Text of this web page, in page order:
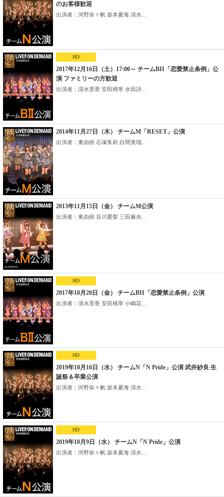
のお客様歓迎
出演者：河野奈々帆 坂本夏海 清水...
HD
2017年12月16日（土）17:00～ チームBII「恋愛禁止条例」公
演 ファミリーの方歓迎
出演者：清水里香 安田桃寧 水田詩...
2014年11月27日（木） チームM「RESET」公演
出演者：東由樹 石塚朱莉 白間美瑠...
2013年11月15日（金） チームM公演
出演者：東由樹 谷川愛梨 三田麻央...
HD
2017年10月20日（金） チームBII「恋愛禁止条例」公演
出演者：清水里香 安田桃寧 小嶋花...
HD
2019年10月16日（水） チームN「N Pride」公演 武井紗良 生
誕祭＆卒業公演
出演者：河野奈々帆 坂本夏海 清水...
HD
2019年10月9日（水） チームN「N Pride」公演
出演者：河野奈々帆 坂本夏海 清水...